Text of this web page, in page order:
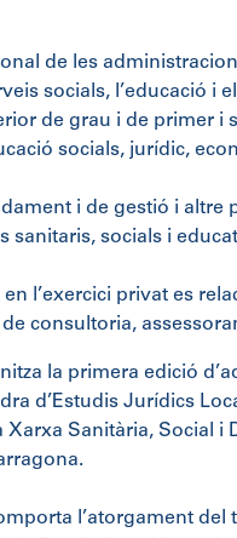
de les
socials, l’educació i
de grau i de primer i
socials, jurídic,
i de gestió i altre
sanitaris, socials i
l’exercici privat es
consultoria,
la primera edició
d’Estudis Jurídics
Xarxa Sanitària, Social i
l’atorgament